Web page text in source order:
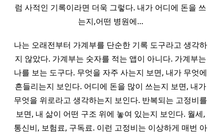
럼 사적인 기록이라면 더욱 그렇다. 내가 어디에 돈을 쓰
는지,어떤 병원에…
나는 오래전부터 가계부를 단순한 기록 도구라고 생각하
지 않았다. 가계부는 숫자를 적는 앱이 아니다. 가계부는
나를 보는 도구다. 무엇을 자주 사는지 보면, 내가 무엇에
흔들리는지 보인다. 어디에 돈을 많이 쓰는지 보면, 내가
무엇을 위로라고 생각하는지 보인다. 반복되는 고정비를
보면, 내 삶이 어떤 구조 위에 놓여 있는지 보인다. 월세,
통신비, 보험료, 구독료. 이런 고정비는 이상하게 매번 아